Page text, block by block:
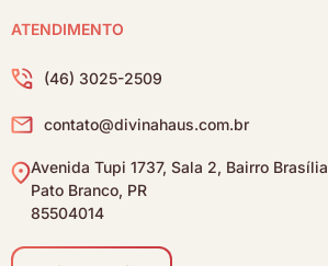
ATENDIMENTO
(46) 3025-2509
contato@divinahaus.com.br
Avenida Tupi 1737, Sala 2, Bairro Brasília
Pato Branco, PR
85504014